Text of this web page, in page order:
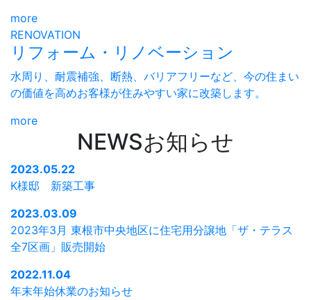
more
RENOVATION
リフォーム・リノベーション
水周り、耐震補強、断熱、バリアフリーなど、今の住まい
の価値を高めお客様が住みやすい家に改築します。
more
NEWSお知らせ
2023.05.22
K様邸 新築工事
2023.03.09
2023年3月 東根市中央地区に住宅用分譲地「ザ・テラス
全7区画」販売開始
2022.11.04
年末年始休業のお知らせ